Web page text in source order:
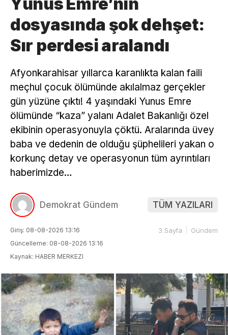
dosyasında şok dehşet:
Sır perdesi aralandı
Afyonkarahisar yıllarca karanlıkta kalan faili
meçhul çocuk ölümünde akılalmaz gerçekler
gün yüzüne çıktı! 4 yaşındaki Yunus Emre
ölümünde “kaza” yalanı Adalet Bakanlığı özel
ekibinin operasyonuyla çöktü. Aralarında üvey
baba ve dedenin de olduğu şüphelileri yakan o
korkunç detay ve operasyonun tüm ayrıntıları
haberimizde…
Demokrat Gündem TÜM YAZILARI
Giriş: 08-08-2026 13:16
Güncelleme: 08-08-2026 13:16
Kaynak: HABER MERKEZI
3.Sayfa Gündem